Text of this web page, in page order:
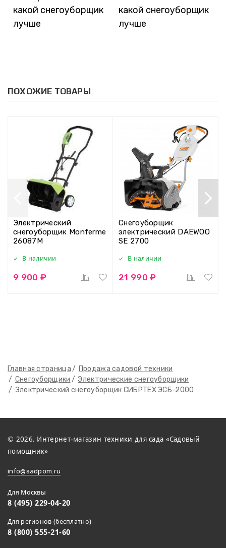
Главная страница
Продажа садовой техники
Снегоуборщики
Электрические снегоуборщики
Электрический снегоуборщик СИБРТЕХ ЭСБ-2000
какой снегоуборщик
лучше
какой снегоуборщик
лучше
ПОХОЖИЕ ТОВАРЫ
Электрический
снегоуборщик Monferme
26087M
В наличии
9 900 ₽
Снегоуборщик
электрический DAEWOO
SE 2700
В наличии
21 990 ₽
© 2026. Интернет-магазин техники для сада «Садовый
помощник»
info@sadpom.ru
Для Москвы
8 (495) 229-04-20
Для регионов (бесплатно)
8 (800) 555-21-60